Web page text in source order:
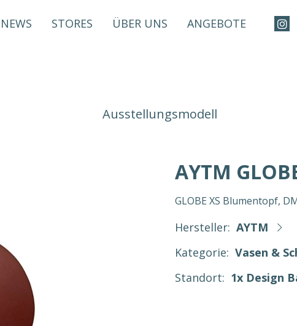
NEWS STORES ÜBER UNS ANGEBOTE
Ausstellungsmodell
AYTM
GLOBE XS Blumentopf,
Hersteller: AYTM
Kategorie: Vasen &
Standort: 1x Design